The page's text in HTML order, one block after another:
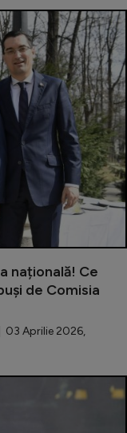
națională! Ce
de Comisia
Aprilie 2026,